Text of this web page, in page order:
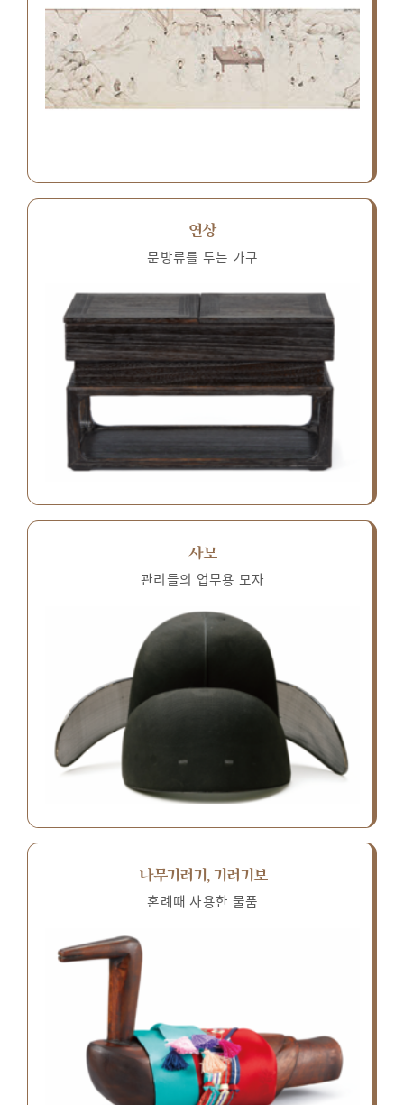
연상
문방류를 두는 가구
사모
관리들의 업무용 모자
나무기러기, 기러기보
혼례때 사용한 물품